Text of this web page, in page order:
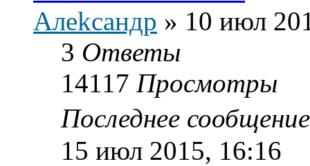
Алekcaндр » 10 июл
3 Ответы
14117 Просмотры
Последнее
15 июл 2015, 16:16